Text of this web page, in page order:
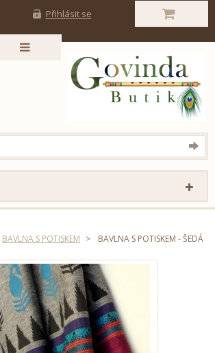
Přihlásit se
BAVLNA S POTISKEM > BAVLNA S POTISKEM - ŠEDÁ